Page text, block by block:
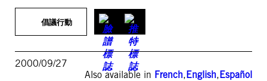
倡議行動
2000/09/27
Also available in French,English,Español